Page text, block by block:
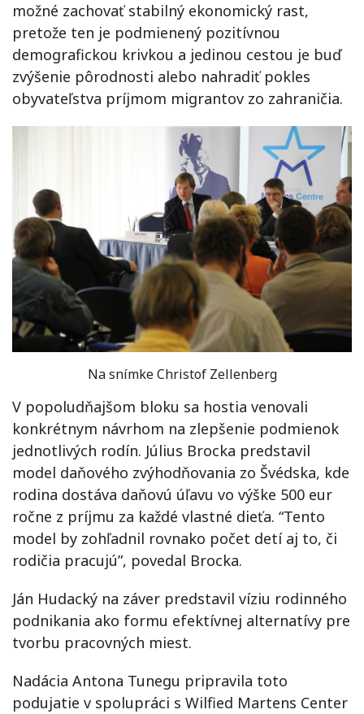
možné zachovať stabilný ekonomický rast,
pretože ten je podmienený pozitívnou
demografickou krivkou a jedinou cestou je buď
zvýšenie pôrodnosti alebo nahradiť pokles
obyvateľstva príjmom migrantov zo zahraničia.
Na snímke Christof Zellenberg
V popoludňajšom bloku sa hostia venovali
konkrétnym návrhom na zlepšenie podmienok
jednotlivých rodín. Július Brocka predstavil
model daňového zvýhodňovania zo Švédska, kde
rodina dostáva daňovú úľavu vo výške 500 eur
ročne z príjmu za každé vlastné dieťa. “Tento
model by zohľadnil rovnako počet detí aj to, či
rodičia pracujú”, povedal Brocka.
Ján Hudacký na záver predstavil víziu rodinného
podnikania ako formu efektívnej alternatívy pre
tvorbu pracovných miest.
Nadácia Antona Tunegu pripravila toto
podujatie v spolupráci s Wilfied Martens Center